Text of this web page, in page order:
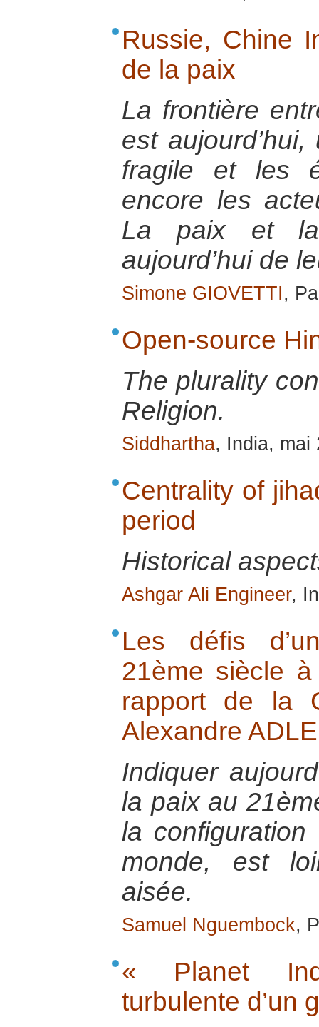
Russie, Chine
de la paix
La frontière
est
fragile et les
encore les
La paix et la
aujourd’hui de
Simone GIOVETTI,
Open-source
The plurality
Religion.
Siddhartha, India, mai
Centrality of
period
Historical
Ashgar Ali Engineer,
Les défis
21ème siècle
rapport de la
Alexandre
Indiquer
la paix au
la configuration
monde, est
aisée.
Samuel Nguembock,
« Planet
turbulente d’un